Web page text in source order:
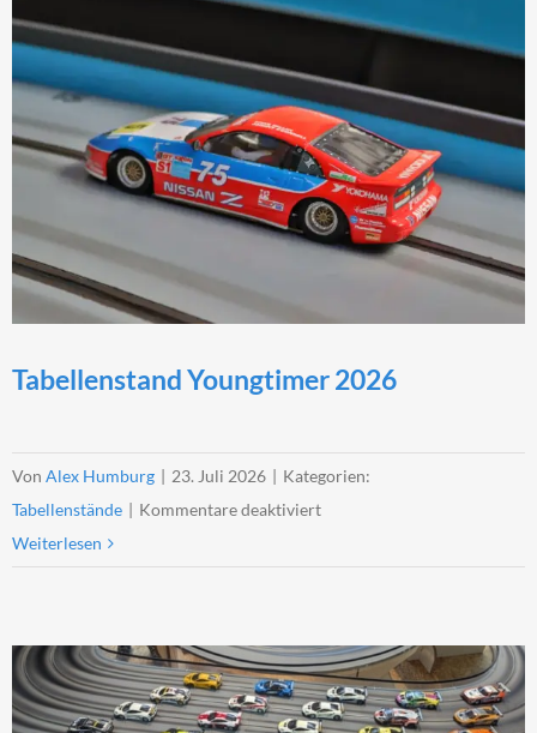
Tabellenstand Youngtimer 2026
Von Alex Humburg | 23. Juli 2026 | Kategorien:
Tabellenstände | Kommentare deaktiviertfür
Weiterlesen